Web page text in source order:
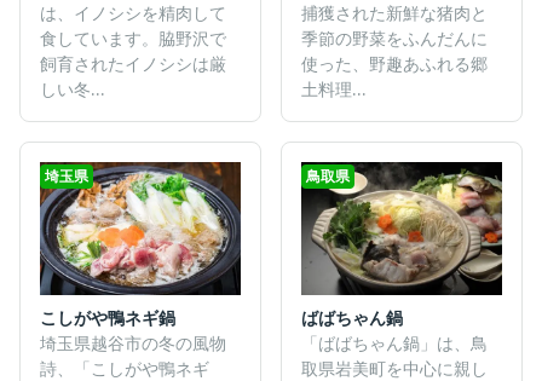
は、イノシシを精肉して
食しています。脇野沢で
飼育されたイノシシは厳
しい冬...
捕獲された新鮮な猪肉と
季節の野菜をふんだんに
使った、野趣あふれる郷
土料理...
埼玉県
こしがや鴨ネギ鍋
埼玉県越谷市の冬の風物
詩、「こしがや鴨ネギ
鳥取県
ばばちゃん鍋
「ばばちゃん鍋」は、鳥
取県岩美町を中心に親し